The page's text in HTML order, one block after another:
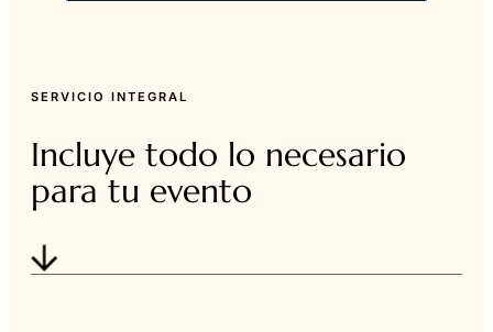
SERVICIO INTEGRAL
Incluye todo lo necesario
para tu evento